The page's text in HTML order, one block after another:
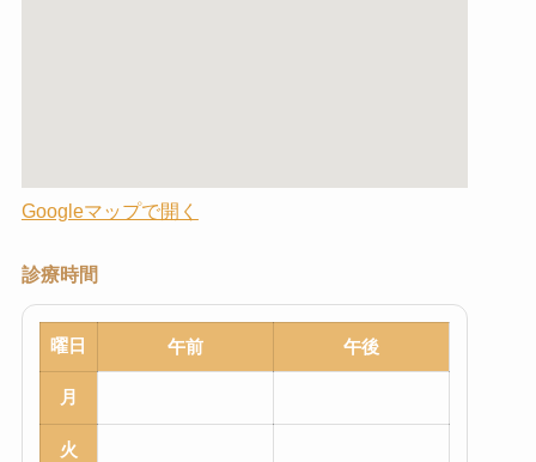
Googleマップで開く
診療時間
曜日 午前 午後
月
火